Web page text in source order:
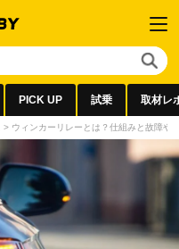
PICK UP 試乗 取材レ
> ウィンカーリレーとは？仕組みと故障や